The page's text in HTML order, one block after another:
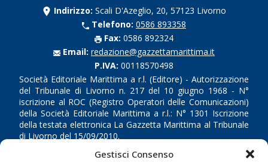
Gestisci Consenso
Indirizzo: Scali D'Azeglio, 20, 57123 Livorno
Telefono: 0586 893358
Fax: 0586 892324
Email: redazione@gazzettamarittima.it
P.IVA: 00118570498
Società Editoriale Marittima a r.l. (Editore) - Autorizzazione
del Tribunale di Livorno n. 217 del 10 giugno 1968 - N°
iscrizione al ROC (Registro Operatori delle Comunicazioni)
della Società Editoriale Marittima a r.l.: N° 1301 Iscrizione
della testata elettronica La Gazzetta Marittima al Tribunale
di Livorno del 15/09/2010.